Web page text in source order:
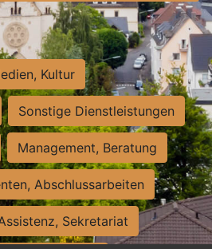
Kultur
Sonstige Dienstleistungen
Management, Beratung
Abschlussarbeiten
Sekretariat